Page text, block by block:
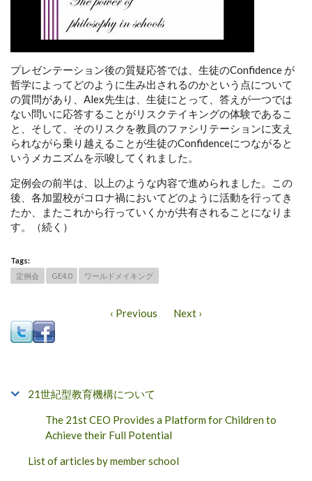
プレゼンテーション後の質疑応答では、生徒のConfidence が
哲学によってどのように生み出されるのかという点について
の質問があり、Alex先生は、生徒にとって、答えが一つでは
ない問いに応答することがリスクテイキングの体験であるこ
と、そして、そのリスクを教員のファシリテーションに支え
られながら乗り越えることが生徒のConfidenceにつながると
いうメカニズムを示唆してくれました。
定例会の前半は、以上のような内容で進められました。この
後、各加盟校がコロナ禍においてどのように活動を行ってき
たか、またこれから行っていくかが共有されることになりま
す。（続く）
Tags:
定例会
GE4.0 ワールドメイキング
‹ Previous Next ›
21世紀型教育機構について
The 21st CEO Provides a Platform for Children to
Achieve their Full Potential
List of articles by member school